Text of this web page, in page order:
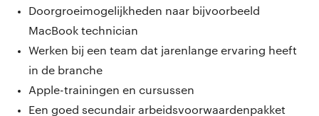
Doorgroeimogelijkheden naar bijvoorbeeld
MacBook technician
Werken bij een team dat jarenlange ervaring heeft
in de branche
Apple-trainingen en cursussen
Een goed secundair arbeidsvoorwaardenpakket